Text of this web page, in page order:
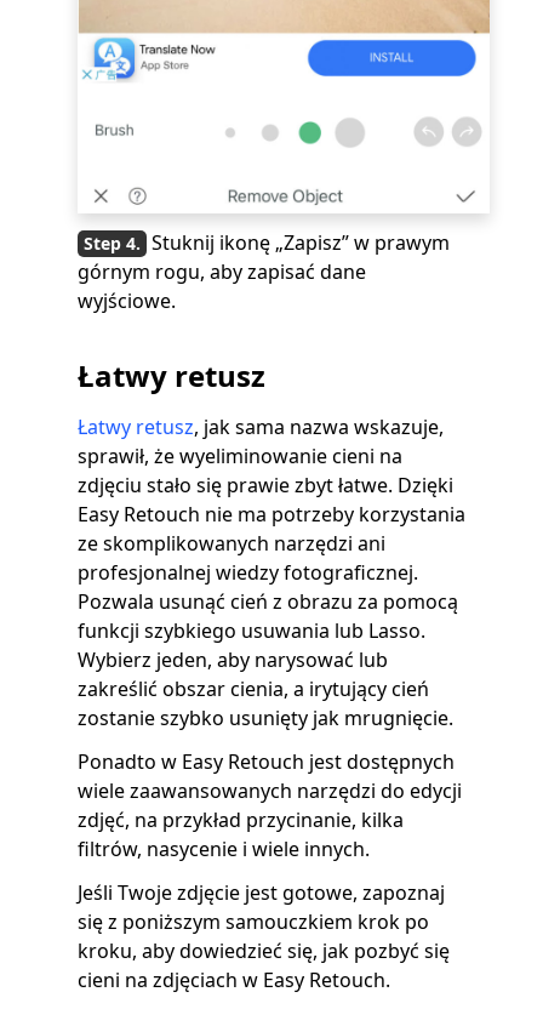
Stuknij ikonę „Zapisz” w prawym
górnym rogu, aby zapisać dane
wyjściowe.
Łatwy retusz
Łatwy retusz, jak sama nazwa wskazuje,
sprawił, że wyeliminowanie cieni na
zdjęciu stało się prawie zbyt łatwe. Dzięki
Easy Retouch nie ma potrzeby korzystania
ze skomplikowanych narzędzi ani
profesjonalnej wiedzy fotograficznej.
Pozwala usunąć cień z obrazu za pomocą
funkcji szybkiego usuwania lub Lasso.
Wybierz jeden, aby narysować lub
zakreślić obszar cienia, a irytujący cień
zostanie szybko usunięty jak mrugnięcie.
Ponadto w Easy Retouch jest dostępnych
wiele zaawansowanych narzędzi do edycji
zdjęć, na przykład przycinanie, kilka
filtrów, nasycenie i wiele innych.
Jeśli Twoje zdjęcie jest gotowe, zapoznaj
się z poniższym samouczkiem krok po
kroku, aby dowiedzieć się, jak pozbyć się
cieni na zdjęciach w Easy Retouch.